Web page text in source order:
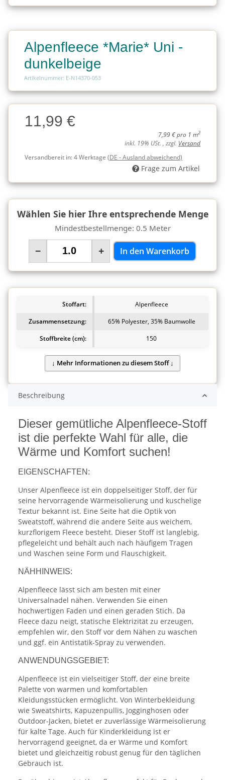
Alpenfleece *Marie* Uni -
dunkelbeige
Artikelnummer: E-N14370-053
Charge
Charge11,99 €
7,99 € pro 1 m2
inkl. 19% USt. , zzgl. Versand
Versandbereit in:4 Werktage (DE - Ausland abweichend)
Frage zum Artikel
Wählen Sie hier Ihre entsprechende Menge
Mindestbestellmenge: 0.5 Meter
− + In den Warenkorb
Stoffart:
Alpenfleece
Zusammensetzung:
65% Polyester, 35% Baumwolle
Stoffbreite (cm):
150
Beschreibung
Dieser gemütliche Alpenfleece-Stoff
ist die perfekte Wahl für alle, die
Wärme und Komfort suchen!
EIGENSCHAFTEN:
Unser Alpenfleece ist ein doppelseitiger Stoff, der für
seine hervorragende Wärmeisolierung und kuschelige
Textur bekannt ist. Eine Seite hat die Optik von
Sweatstoff, während die andere Seite aus weichem,
kurzflorigem Fleece besteht. Dieser Stoff ist langlebig,
pflegeleicht und behält auch nach häufigem Tragen
und Waschen seine Form und Flauschigkeit.
NÄHHINWEIS:
Alpenfleece lässt sich am besten mit einer
Universalnadel nähen. Verwenden Sie einen
hochwertigen Faden und einen geraden Stich. Da
Fleece dazu neigt, statische Elektrizität zu erzeugen,
empfehlen wir, den Stoff vor dem Nähen zu waschen
und ggf. ein Antistatik-Spray zu verwenden.
ANWENDUNGSGEBIET:
Alpenfleece ist ein vielseitiger Stoff, der eine breite
Palette von warmen und komfortablen
Kleidungsstücken ermöglicht. Von Winterbekleidung
wie Sweatshirts, Kapuzenpullis, Jogginghosen oder
Outdoor-Jacken, bietet er zuverlässige Wärmeisolierung
für kalte Tage. Auch für Kinderkleidung ist er
hervorragend geeignet, da er Wärme und Komfort
bietet und gleichzeitig robust genug für den täglichen
Gebrauch ist.